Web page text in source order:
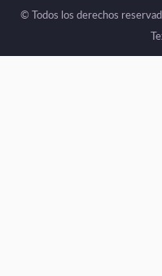
© Todos los derechos